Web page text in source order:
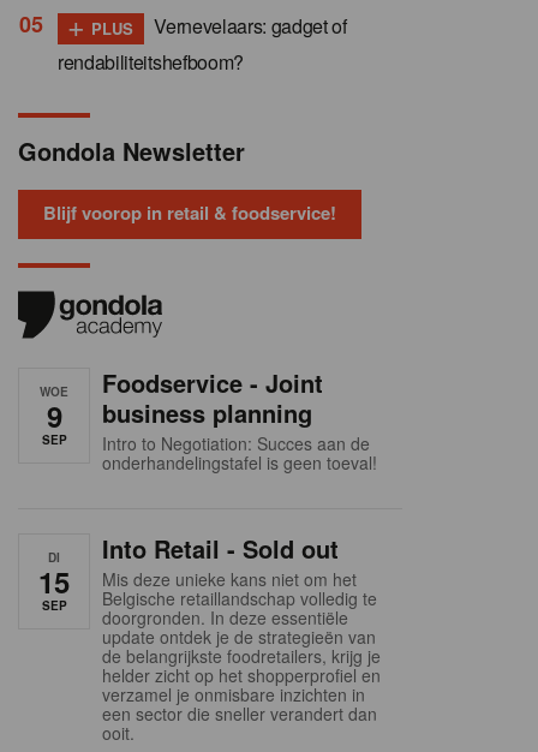
+ PLUS
Vernevelaars: gadget of
rendabiliteitshefboom?
Gondola Newsletter
Blijf voorop in retail & foodservice!
WOE
9
SEP
Foodservice - Joint
business planning
Intro to Negotiation: Succes aan de
onderhandelingstafel is geen toeval!
DI
15
SEP
Into Retail - Sold out
Mis deze unieke kans niet om het
Belgische retaillandschap volledig te
doorgronden. In deze essentiële
update ontdek je de strategieën van
de belangrijkste foodretailers, krijg je
helder zicht op het shopperprofiel en
verzamel je onmisbare inzichten in
een sector die sneller verandert dan
ooit.